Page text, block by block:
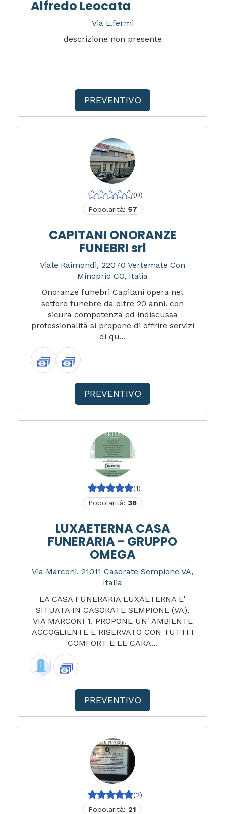
Alfredo Leocata
Via E.fermi
descrizione non presente
PREVENTIVO
(0)
Popolarità: 57
CAPITANI ONORANZE
FUNEBRI srl
Viale Raimondi, 22070 Vertemate Con
Minoprio CO, Italia
Onoranze funebri Capitani opera nel
settore funebre da oltre 20 anni. con
sicura competenza ed indiscussa
professionalità si propone di offrire servizi
di qu...
PREVENTIVO
(1)
Popolarità: 38
LUXAETERNA CASA
FUNERARIA - GRUPPO
OMEGA
Via Marconi, 21011 Casorate Sempione VA,
Italia
LA CASA FUNERARIA LUXAETERNA E'
SITUATA IN CASORATE SEMPIONE (VA),
VIA MARCONI 1. PROPONE UN' AMBIENTE
ACCOGLIENTE E RISERVATO CON TUTTI I
COMFORT E LE CARA...
PREVENTIVO
(2)
Popolarità: 21